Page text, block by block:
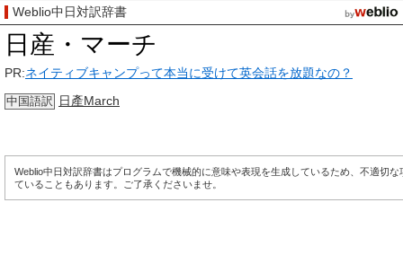
Weblio中日対訳辞書
日産・マーチ
PR:ネイティブキャンプって本当に受けて英会話を放題なの？
中国語訳 日產March
Weblio中日対訳辞書はプログラムで機械的に意味や表現を生成しているため、不適切な
ていることもあります。ご了承くださいませ。